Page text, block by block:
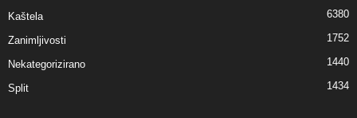
Kaštela 6380
Zanimljivosti 1752
Nekategorizirano 1440
Split 1434